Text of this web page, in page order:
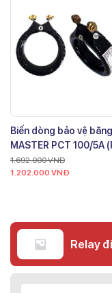
Biến dòng bảo vệ
MASTER PCT 100/5A
1.692.000VNĐ
1.202.000 VNĐ
Relay